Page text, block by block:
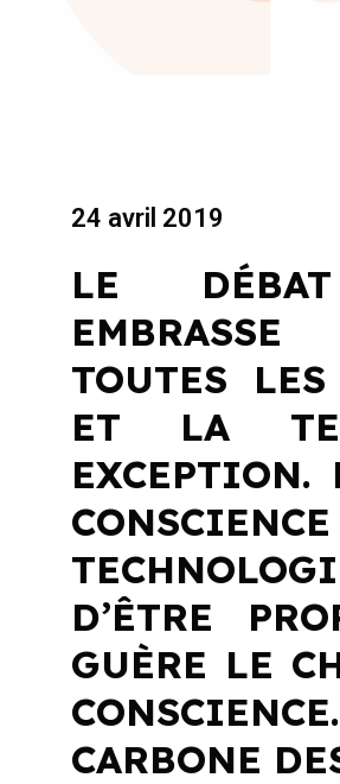
24 avril 2019
LE DÉBAT
TOUTES
ET LA
EXCEPTION.
D’ÊTRE
GUÈRE LE
CARBONE